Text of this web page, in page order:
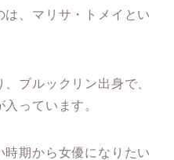
、マリサ・トメイとい
ブルックリン出身で、
っています。
期から女優になりたい